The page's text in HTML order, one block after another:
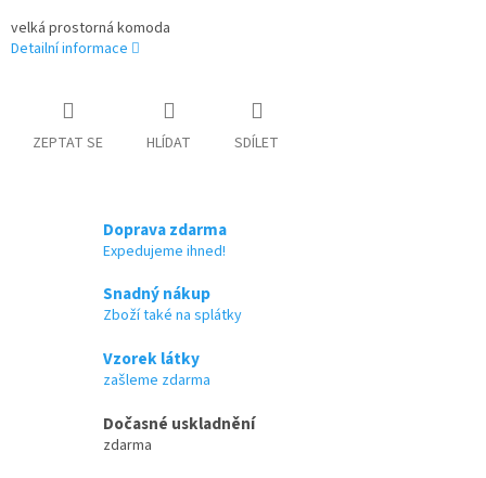
velká prostorná komoda
Detailní informace
ZEPTAT SE HLÍDAT SDÍLET
Doprava zdarma
Expedujeme ihned!
Snadný nákup
Zboží také na splátky
Vzorek látky
zašleme zdarma
Dočasné uskladnění
zdarma